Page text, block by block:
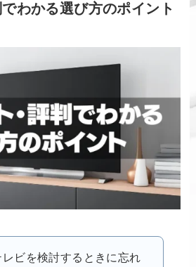
わかる選び方のポイント
ビを検討するときに忘れ